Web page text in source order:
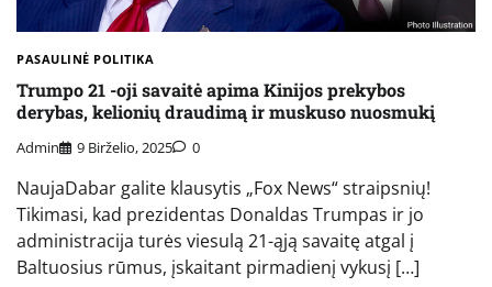
PASAULINĖ POLITIKA
Trumpo 21 -oji savaitė apima Kinijos prekybos
derybas, kelionių draudimą ir muskuso nuosmukį
Admin 9 Birželio, 2025 0
NaujaDabar galite klausytis „Fox News“ straipsnių!
Tikimasi, kad prezidentas Donaldas Trumpas ir jo
administracija turės viesulą 21-ąją savaitę atgal į
Baltuosius rūmus, įskaitant pirmadienį vykusį […]